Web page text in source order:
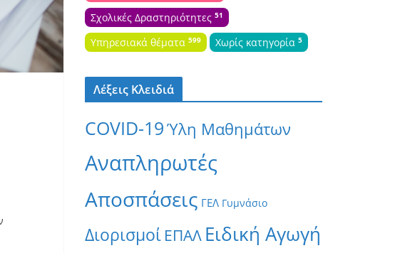
Σχολικές Δραστηριότητες 51
Υπηρεσιακά θέματα 599 Χωρίς κατηγορία 5
Λέξεις Κλειδιά
COVID-19Ύλη Μαθημάτων
Αναπληρωτές
Αποσπάσεις ΓΕΛ Γυμνάσιο
Διορισμοί ΕΠΑΛ Ειδική Αγωγή